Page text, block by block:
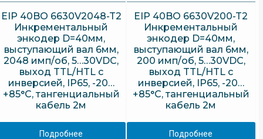
EIP 40BO 6630V2048-T2
Инкрементальный
энкодер D=40мм,
выступающий вал 6мм,
2048 имп/об, 5…30VDC,
выход TTL/HTL с
инверсией, IP65, -20…
+85°C, тангенциальный
кабель 2м
Подробнее
EIP 40BO 6630V200-T2
Инкрементальный
энкодер D=40мм,
выступающий вал 6мм,
200 имп/об, 5…30VDC,
выход TTL/HTL с
инверсией, IP65, -20…
+85°C, тангенциальный
кабель 2м
Подробнее